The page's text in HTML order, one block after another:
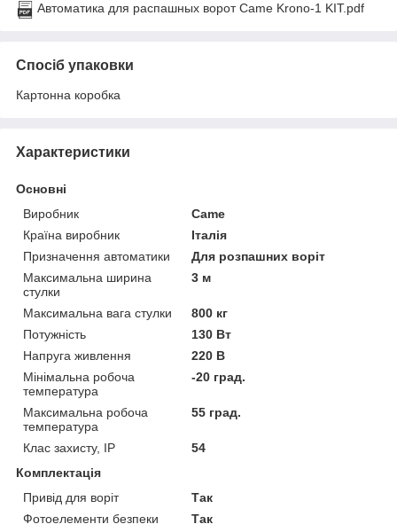
Автоматика для распашных ворот Came Krono-1 KIT.pdf
Спосіб упаковки
Картонна коробка
Характеристики
Основні
Виробник
Came
Країна виробник
Італія
Призначення автоматики
Для розпашних воріт
Максимальна ширина
стулки
3 м
Максимальна вага стулки
800 кг
Потужність
130 Вт
Напруга живлення
220 В
Мінімальна робоча
температура
-20 град.
Максимальна робоча
температура
55 град.
Клас захисту, IP
54
Комплектація
Привід для воріт
Так
Фотоелементи безпеки
Так